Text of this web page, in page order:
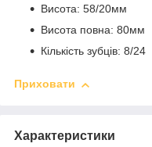
Висота: 58/20мм
Висота повна: 80мм
Кількість зубців: 8/24
Приховати
Характеристики